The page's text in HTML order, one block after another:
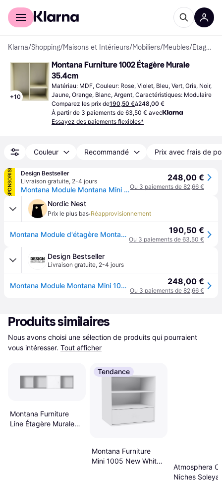
Acheter avec Klarna
Klarna/Shopping/Maisons et Intérieurs/Mobiliers/Meubles/ Étagères Murales
+10
Montana Furniture 1002 Étagère Murale
35.4cm
Matériau: MDF, Couleur: Rose, Violet, Bleu, Vert, Gris, Noir,
Jaune, Orange, Blanc, Argent, Caractéristiques: Modulaire
Comparez les prix de190,50 €à248,00 €
À partir de 3 paiements de 63,50 € avec
Essayez des paiements flexibles*
Couleur Recommandé Prix avec frais de
SPONSORISÉ
Design Bestseller
Livraison gratuite, 2-4 jours
Montana Module Montana Mini 1002 avec trois compartiments - Camomille - jaune
248,00 €
Ou 3 paiements de 82,66 €
Nordic Nest
Prix le plus bas·Réapprovisionnement
Montana Module d'étagère Montana Mini 1202 new white 101, avec étagères 190,50 €
Ou 3 paiements de 63,50 €
Design Bestseller
Livraison gratuite, 2-4 jours
Montana Module Montana Mini 1002 avec trois compartiments - Ambre - jaune 248,00 €
Ou 3 paiements de 82,66 €
Produits similaires
Nous avons choisi une sélection de produits qui pourraient
vous intéresser. Tout afficher
Montana Furniture
Line Étagère Murale
Tendance
Montana Furniture
Mini 1005 New White
Atmosphera
Niches Soleya